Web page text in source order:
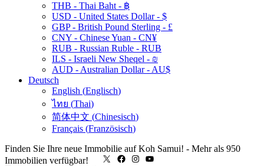
THB - Thai Baht - ฿
USD - United States Dollar - $
GBP - British Pound Sterling - £
CNY - Chinese Yuan - CN¥
RUB - Russian Ruble - RUB
ILS - Israeli New Sheqel - ₪
AUD - Australian Dollar - AU$
Deutsch
English (Englisch)
ไทย (Thai)
简体中文 (Chinesisch)
Français (Französisch)
Finden Sie Ihre neue Immobilie auf Koh Samui! - Mehr als 950
Immobilien verfügbar!
X FacebookInstagram